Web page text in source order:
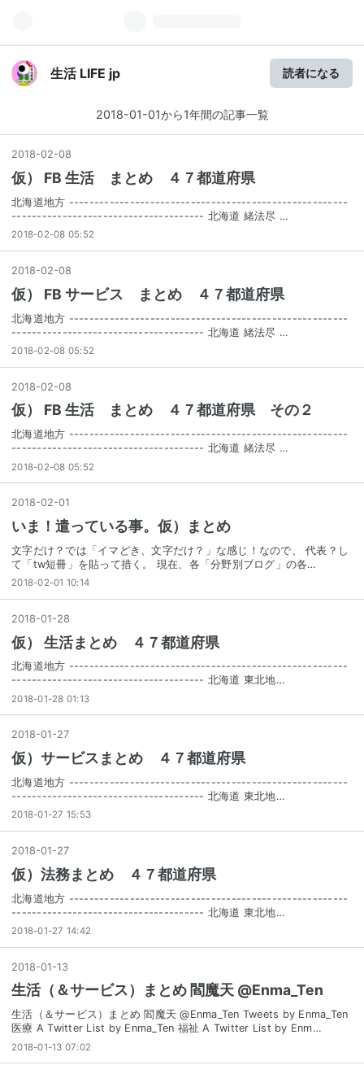
生活 LIFE jp 読者になる
2018-01-01から1年間の記事一覧
2018-02-08
仮） FB 生活 まとめ ４７都道府県
北海道地方 -------------------------------------------------------
-------------------------------------- 北海道 緒法尽 …
2018-02-08 05:52
2018-02-08
仮） FB サービス まとめ ４７都道府県
北海道地方 -------------------------------------------------------
-------------------------------------- 北海道 緒法尽 …
2018-02-08 05:52
2018-02-08
仮） FB 生活 まとめ ４７都道府県 その２
北海道地方 -------------------------------------------------------
-------------------------------------- 北海道 緒法尽 …
2018-02-08 05:52
2018-02-01
いま！遣っている事。仮）まとめ
文字だけ？では「イマどき、文字だけ？」な感じ！なので、 代表？し
て「tw短冊」を貼って措く。 現在、各「分野別ブログ」の各…
2018-02-01 10:14
2018-01 -28
仮） 生活まとめ ４７都道府県
北海道地方 -------------------------------------------------------
-------------------------------------- 北海道 東北地…
2018-01-28 01:13
2018-01 -27
仮）サービスまとめ ４７都道府県
北海道地方 -------------------------------------------------------
-------------------------------------- 北海道 東北地…
2018-01-27 15:53
2018-01 -27
仮）法務まとめ ４７都道府県
北海道地方 -------------------------------------------------------
-------------------------------------- 北海道 東北地…
2018-01-27 14:42
2018-01-13
生活（＆サービス）まとめ 閻魔天 @Enma_Ten
生活（＆サービス）まとめ 閻魔天 @Enma_Ten Tweets by Enma_Ten
医療 A Twitter List by Enma_Ten 福祉 A Twitter List by Enm…
2018-01-13 07:02